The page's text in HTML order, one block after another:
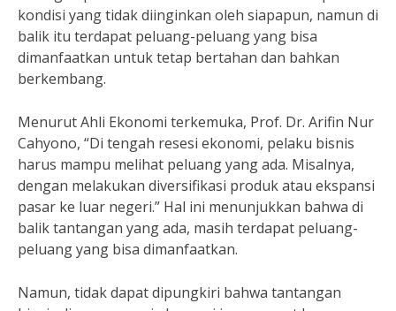
kondisi yang tidak diinginkan oleh siapapun, namun di
balik itu terdapat peluang-peluang yang bisa
dimanfaatkan untuk tetap bertahan dan bahkan
berkembang.
Menurut Ahli Ekonomi terkemuka, Prof. Dr. Arifin Nur
Cahyono, “Di tengah resesi ekonomi, pelaku bisnis
harus mampu melihat peluang yang ada. Misalnya,
dengan melakukan diversifikasi produk atau ekspansi
pasar ke luar negeri.” Hal ini menunjukkan bahwa di
balik tantangan yang ada, masih terdapat peluang-
peluang yang bisa dimanfaatkan.
Namun, tidak dapat dipungkiri bahwa tantangan